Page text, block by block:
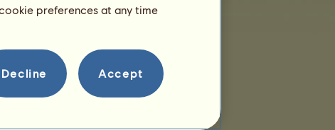
preferences at any time
Decline Accept